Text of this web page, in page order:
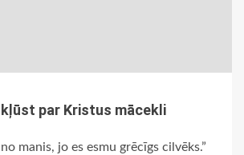
par Kristus mācekli
manis, jo es esmu grēcīgs cilvēks.”